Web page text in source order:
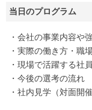
当日のプログラム
・会社の事業内容や
・実際の働き方・職
・現場で活躍する社
・今後の選考の流れ
・社内見学（対面開